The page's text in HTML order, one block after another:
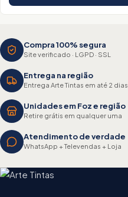
Compra 100% segura
Site verificado · LGPD · SSL
Entrega na região
Entrega Arte Tintas em até 2 dias
Unidades em Foz e região
Retire grátis em qualquer uma
Atendimento de verdade
WhatsApp + Televendas + Loja